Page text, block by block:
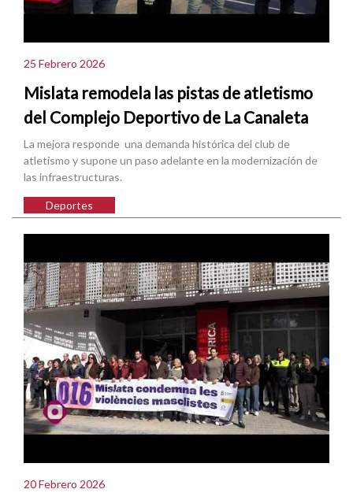
25 Febrero 2026
Mislata remodela las pistas de atletismo
del Complejo Deportivo de La Canaleta
La mejora responde una demanda histórica del club de
atletismo y supone un paso adelante en la modernización de
las infraestructuras.
Deportes
20 Febrero 2026